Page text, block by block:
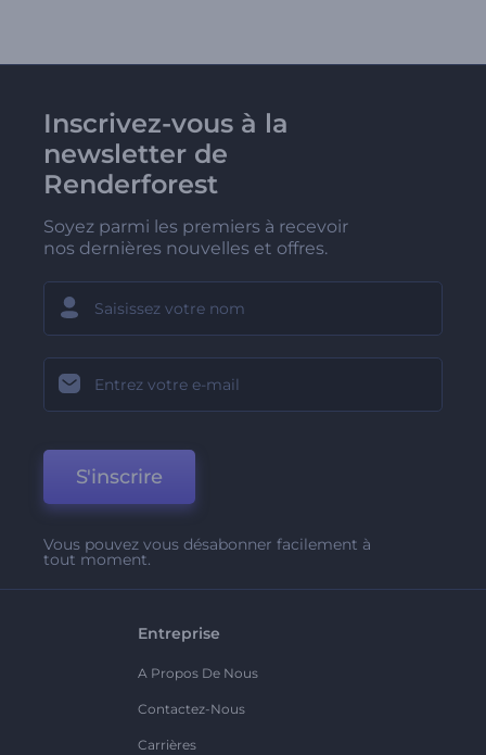
Inscrivez-vous à la
newsletter de
Renderforest
Soyez parmi les premiers à recevoir
nos dernières nouvelles et offres.
S'inscrire
Vous pouvez vous désabonner facilement à
tout moment.
Entreprise
A Propos De Nous
Contactez-Nous
Carrières